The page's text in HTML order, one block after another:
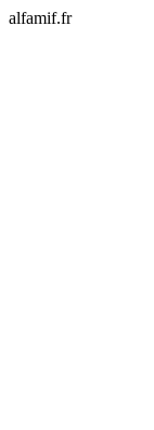
alfamif.fr